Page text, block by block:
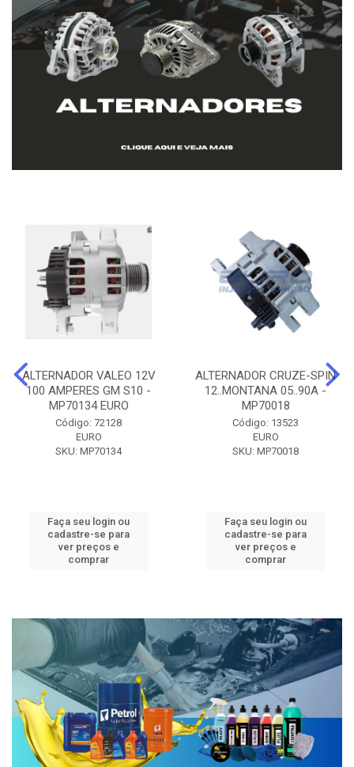
ALTERNADOR VALEO 12V
100 AMPERES GM S10 -
MP70134 EURO
Código: 72128
EURO
SKU: MP70134
Faça seu login ou
cadastre-se para
ver preços e
comprar
ALTERNADOR CRUZE-SPIN
12..MONTANA 05..90A -
MP70018
Código: 13523
EURO
SKU: MP70018
Faça seu login ou
cadastre-se para
ver preços e
comprar